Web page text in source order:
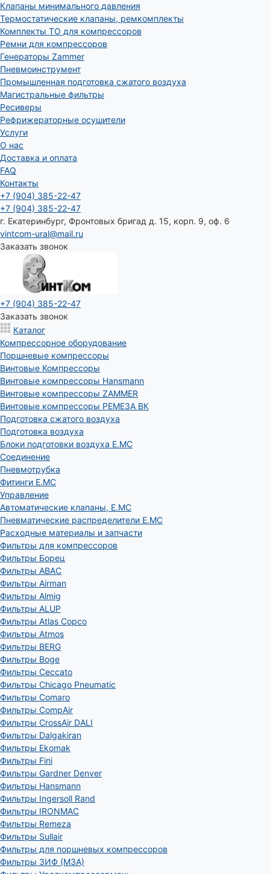
Клапаны минимального давления
Термостатические клапаны, ремкомплекты
Комплекты ТО для компрессоров
Ремни для компрессоров
Генераторы Zammer
Пневмоинструмент
Промышленная подготовка сжатого воздуха
Магистральные фильтры
Ресиверы
Рефрижераторные осушители
Услуги
О нас
Доставка и оплата
FAQ
Контакты
+7 (904) 385-22-47
+7 (904) 385-22-47
г. Екатеринбург, Фронтовых бригад д. 15, корп. 9, оф. 6
vintcom-ural@mail.ru
Заказать звонок
+7 (904) 385-22-47
Заказать звонок
Каталог
Компрессорное оборудование
Поршневые компрессоры
Винтовые Компрессоры
Винтовые компрессоры Hansmann
Винтовые компрессоры ZAMMER
Винтовые компрессоры РЕМЕЗА ВК
Подготовка сжатого воздуха
Подготовка воздуха
Блоки подготовки воздуха E.MC
Соединение
Пневмотрубка
Фитинги E.MC
Управление
Автоматические клапаны, Е.МС
Пневматические распределители E.MC
Расходные материалы и запчасти
Фильтры для компрессоров
Фильтры Борец
Фильтры ABAC
Фильтры Airman
Фильтры Almig
Фильтры ALUP
Фильтры Atlas Copco
Фильтры Atmos
Фильтры BERG
Фильтры Boge
Фильтры Ceccato
Фильтры Chicago Pneumatic
Фильтры Comaro
Фильтры CompAir
Фильтры CrossAir DALI
Фильтры Dalgakiran
Фильтры Ekomak
Фильтры Fini
Фильтры Gardner Denver
Фильтры Hansmann
Фильтры Ingersoll Rand
Фильтры IRONMAC
Фильтры Remeza
Фильтры Sullair
Фильтры для поршневых компрессоров
Фильтры ЗИФ (МЗА)